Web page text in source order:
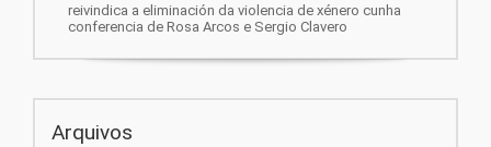
reivindica a eliminación da violencia de xénero cunha
conferencia de Rosa Arcos e Sergio Clavero
Arquivos